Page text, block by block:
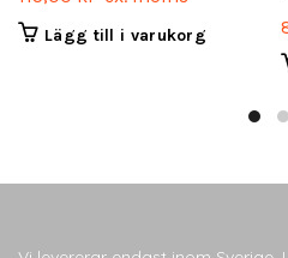
Lägg till i varukorg